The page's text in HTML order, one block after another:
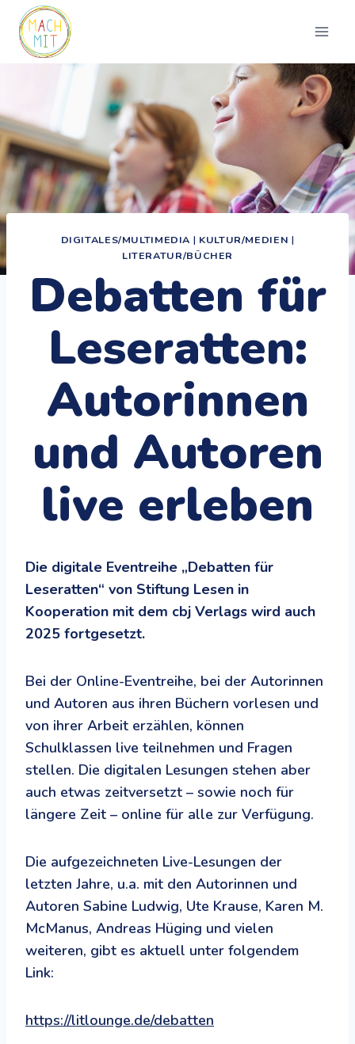
Zum
Inhalt
springen
DIGITALES/MULTIMEDIA | KULTUR/MEDIEN |
LITERATUR/BÜCHER
Debatten für
Leseratten:
Autorinnen
und Autoren
live erleben
Die digitale Eventreihe „Debatten für
Leseratten“ von Stiftung Lesen in
Kooperation mit dem cbj Verlags wird auch
2025 fortgesetzt.
Bei der Online-Eventreihe, bei der Autorinnen
und Autoren aus ihren Büchern vorlesen und
von ihrer Arbeit erzählen, können
Schulklassen live teilnehmen und Fragen
stellen. Die digitalen Lesungen stehen aber
auch etwas zeitversetzt – sowie noch für
längere Zeit – online für alle zur Verfügung.
Die aufgezeichneten Live-Lesungen der
letzten Jahre, u.a. mit den Autorinnen und
Autoren Sabine Ludwig, Ute Krause, Karen M.
McManus, Andreas Hüging und vielen
weiteren, gibt es aktuell unter folgendem
Link:
https://litlounge.de/debatten